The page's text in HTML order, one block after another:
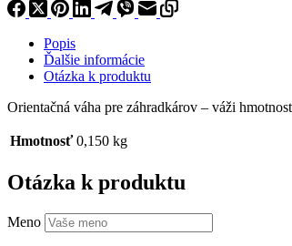
Popis
Ďalšie informácie
Otázka k produktu
Orientačná váha pre záhradkárov – váži
Hmotnosť 0,150 kg
Otázka k produktu
Meno